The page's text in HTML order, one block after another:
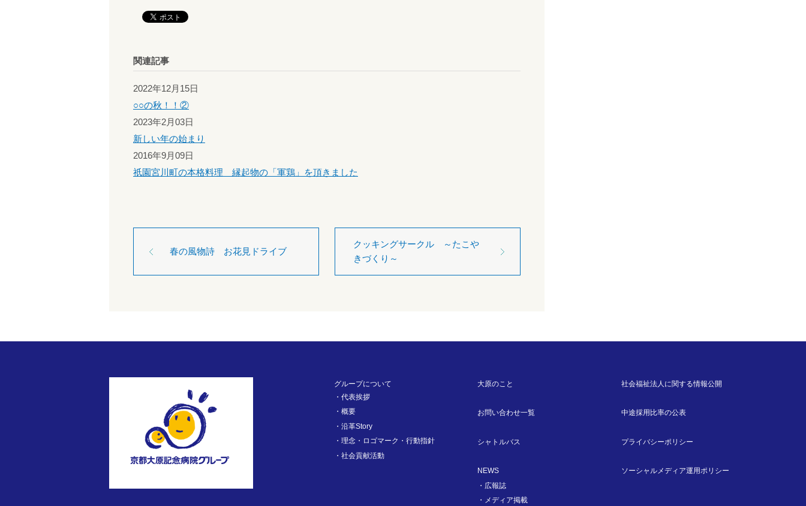
関連記事
2022年12月15日
○○の秋！！②
2023年2月03日
新しい年の始まり
2016年9月09日
祇園宮川町の本格料理 縁起物の「軍鶏」を頂きました
春の風物詩 お花見ドライブ
クッキングサークル ～たこや
きづくり～
グループについて
代表挨拶
概要
沿革Story
理念・ロゴマーク・行動指針
社会貢献活動
大原のこと
お問い合わせ一覧
シャトルバス
NEWS
広報誌
メディア掲載
社会福祉法人に関する情報公開
中途採用比率の公表
プライバシーポリシー
ソーシャルメディア運用ポリシー